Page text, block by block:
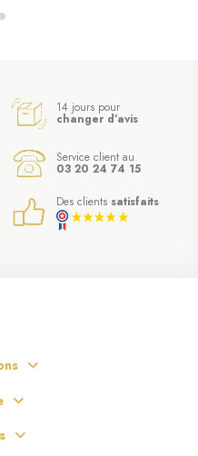
14 jours pour
changer d’avis
Service client au
03 20 24 74 15
Des clients satisfaits